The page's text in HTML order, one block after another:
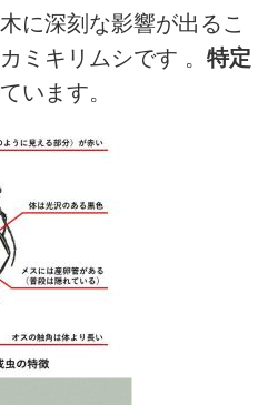
に深刻な影響が出るこ
ミキリムシです 。 特定
います。